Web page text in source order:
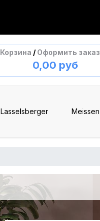
Корзина / Оформить заказ
0,00 руб
Lasselsberger Meissen